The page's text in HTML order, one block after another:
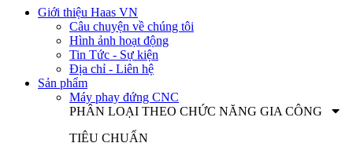
Giới thiệu Haas VN
Câu chuyện về chúng tôi
Hình ảnh hoạt động
Tin Tức - Sự kiện
Địa chỉ - Liên hệ
Sản phẩm
Máy phay đứng CNC
PHÂN LOẠI THEO CHỨC NĂNG GIA CÔNG
TIÊU CHUẨN